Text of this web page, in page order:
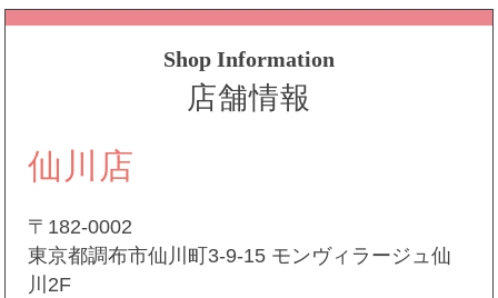
Shop Information
店舗情報
仙川店
〒182-0002
東京都調布市仙川町3-9-15 モンヴィラージュ仙
川2F